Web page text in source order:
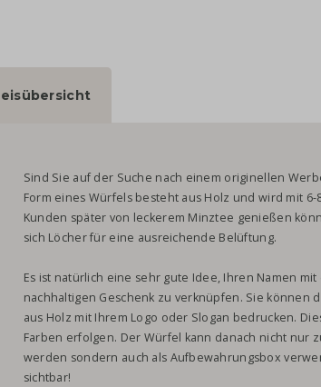
Sind Sie auf der Suche nach einem originellen
Form eines Würfels besteht aus Holz und wird mit
Kunden später von leckerem Minztee genießen
sich Löcher für eine ausreichende Belüftung.
Es ist natürlich eine sehr gute Idee, Ihren Namen
nachhaltigen Geschenk zu verknüpfen. Sie können
aus Holz mit Ihrem Logo oder Slogan bedrucken.
Farben erfolgen. Der Würfel kann danach nicht nur
werden sondern auch als Aufbewahrungsbox
sichtbar!